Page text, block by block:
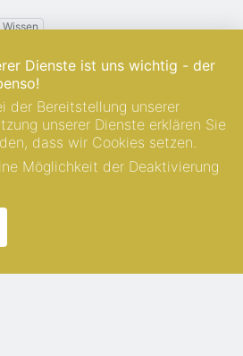
Wissen
ein
inAdventskalender,2 Jahre her
– alles, was ihr schon
Dienste ist uns wichtig - der
der Bereitstellung unserer
unserer Dienste erklären Sie
dass wir Cookies setzen.
Möglichkeit der Deaktivierung